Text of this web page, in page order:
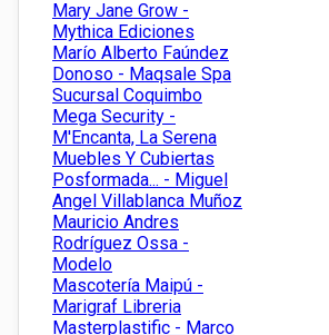
Mary Jane Grow -
Mythica Ediciones
Marío Alberto Faúndez
Donoso - Maqsale Spa
Sucursal Coquimbo
Mega Security -
M'Encanta, La Serena
Muebles Y Cubiertas
Posformada... - Miguel
Angel Villablanca Muñoz
Mauricio Andres
Rodríguez Ossa -
Modelo
Mascotería Maipú -
Marigraf Libreria
Masterplastific - Marco